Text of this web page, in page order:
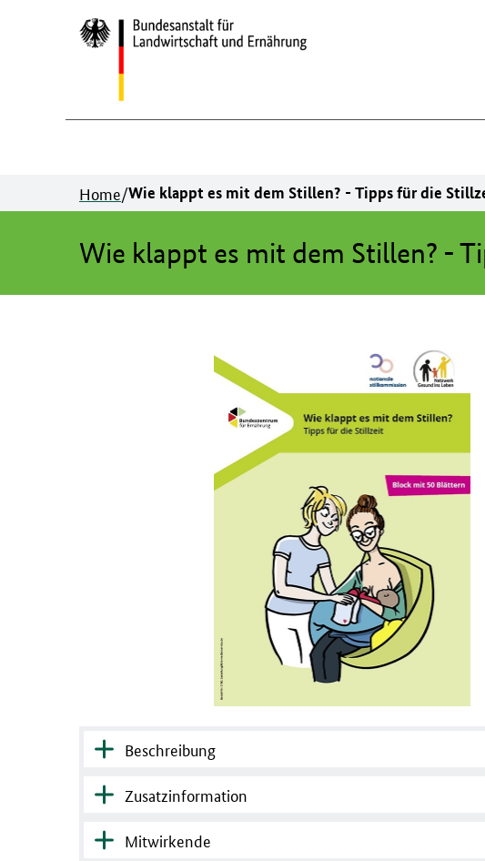
springen
Home/Wie klappt es mit dem Stillen? - Tipps für die
Wie klappt es mit dem Stillen? -
Beschreibung
Zusatzinformation
Mitwirkende